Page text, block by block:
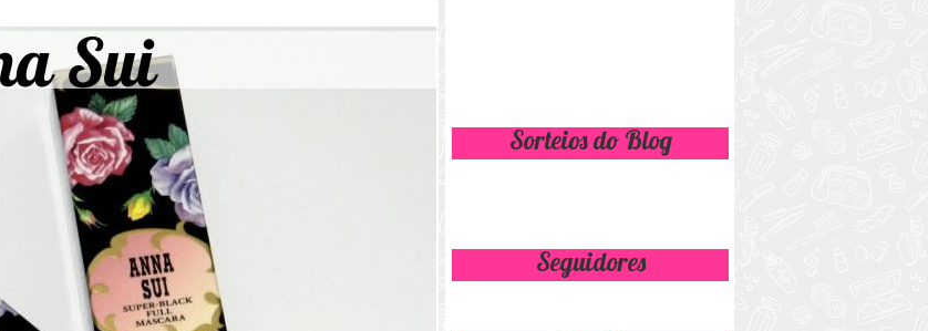
Sorteios do Blog
Seguidores